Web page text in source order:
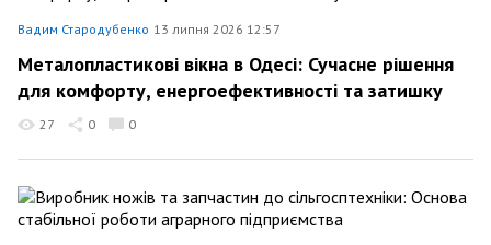
Вадим Стародубенко 13 липня 2026 12:57
Металопластикові вікна в Одесі: Сучасне рішення
для комфорту, енергоефективності та затишку
27 0 0